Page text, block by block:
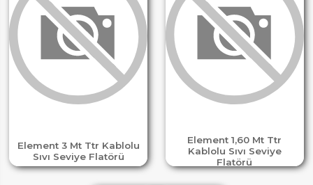
Element 3 Mt Ttr Kablolu
Sıvı Seviye Flatörü
Element 1,60 Mt Ttr
Kablolu Sıvı Seviye
Flatörü